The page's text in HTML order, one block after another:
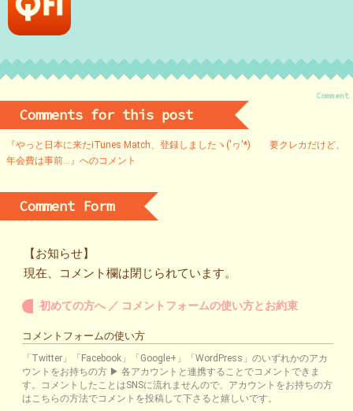
Comment
Comments for this post
『やっと日本に来たiTunes Match、登録しましたヽ('ヮ'*)ゝ 要クレカだけど、
年会費は事前…』へのコメント
Comment Form
【お知らせ】
現在、コメント欄は閉じられています。
初めての方へ ／ コメントフォームの使い方とお約束
コメントフォームの使い方
「Twitter」「Facebook」「Google+」「WordPress」のいずれかのアカ
ウントをお持ちの方 ▶ 各アカウントと連携することでコメントできま
す。コメントしたことはSNSに流れませんので、アカウントをお持ちの方
はこちらの方法でコメントを投稿して下さると嬉しいです。